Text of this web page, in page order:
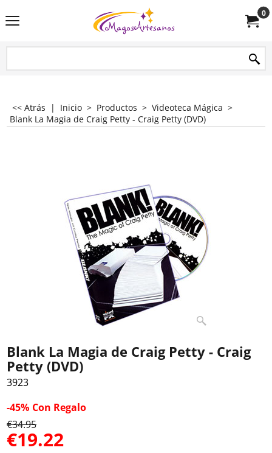
0
<< Atrás | Inicio > Productos > Videoteca Mágica >
Blank La Magia de Craig Petty - Craig Petty (DVD)
Blank La Magia de Craig Petty - Craig
Petty (DVD)
3923
-45% Con Regalo
€34.95
€19.22